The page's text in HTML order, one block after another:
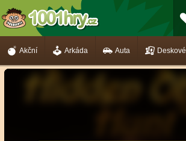
Akční Arkáda Auta Deskové